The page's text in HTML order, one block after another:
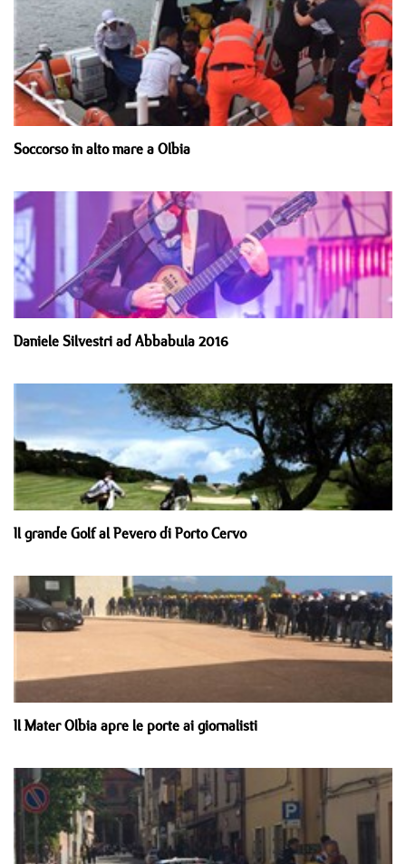
Soccorso in alto mare a Olbia
Daniele Silvestri ad Abbabula 2016
Il grande Golf al Pevero di Porto Cervo
Il Mater Olbia apre le porte ai giornalisti